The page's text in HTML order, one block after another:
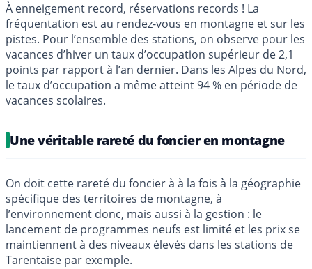
À enneigement record, réservations records ! La
fréquentation est au rendez-vous en montagne et sur les
pistes. Pour l’ensemble des stations, on observe pour les
vacances d’hiver un taux d’occupation supérieur de 2,1
points par rapport à l’an dernier. Dans les Alpes du Nord,
le taux d’occupation a même atteint 94 % en période de
vacances scolaires.
Une véritable rareté du foncier en montagne
On doit cette rareté du foncier à à la fois à la géographie
spécifique des territoires de montagne, à
l’environnement donc, mais aussi à la gestion : le
lancement de programmes neufs est limité et les prix se
maintiennent à des niveaux élevés dans les stations de
Tarentaise par exemple.